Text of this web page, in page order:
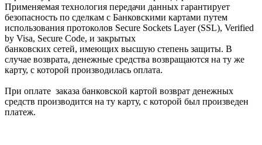
Применяемая технология передачи данных гарантирует
безопасность по сделкам с Банковскими картами путем
использования протоколов Secure Sockets Layer (SSL), Verified
by Visa, Secure Code, и закрытых
банковских сетей, имеющих высшую степень защиты. В
случае возврата, денежные средства возвращаются на ту же
карту, с которой производилась оплата.
При оплате заказа банковской картой возврат денежных
средств производится на ту карту, с которой был произведен
платеж.